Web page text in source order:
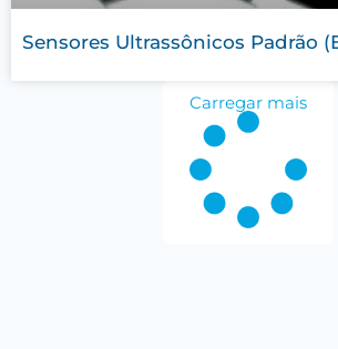
Sensores Ultrassônicos Padrão
Carregar mais